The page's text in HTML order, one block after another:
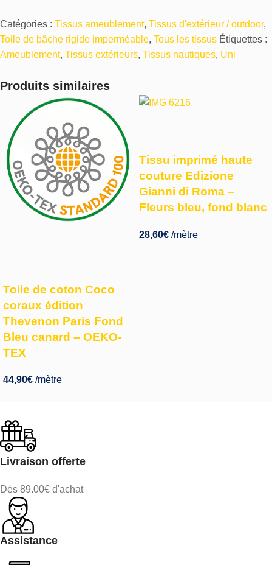
Catégories : Tissus ameublement, Tissus d'extérieur / outdoor,
Toile de bâche rigide imperméable, Tous les tissus Étiquettes :
Ameublement, Tissus extérieurs, Tissus nautiques, Uni
Produits similaires
Toile de coton Coco
coraux édition
Thevenon Paris Fond
Bleu canard – OEKO-
TEX
44,90€ /mètre
Tissu imprimé haute
couture Edizione
Gianni di Roma –
Fleurs bleu, fond blanc
28,60€ /mètre
Livraison offerte
Dès 89.00€ d'achat
Assistance